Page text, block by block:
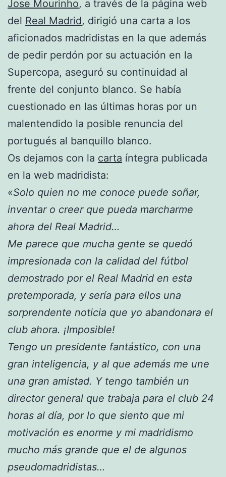
Jose Mourinho, a través de la página web
del Real Madrid, dirigió una carta a los
aficionados madridistas en la que además
de pedir perdón por su actuación en la
Supercopa, aseguró su continuidad al
frente del conjunto blanco. Se había
cuestionado en las últimas horas por un
malentendido la posible renuncia del
portugués al banquillo blanco.
Os dejamos con la carta íntegra publicada
en la web madridista:
«Solo quien no me conoce puede soñar,
inventar o creer que pueda marcharme
ahora del Real Madrid…
Me parece que mucha gente se quedó
impresionada con la calidad del fútbol
demostrado por el Real Madrid en esta
pretemporada, y sería para ellos una
sorprendente noticia que yo abandonara el
club ahora. ¡Imposible!
Tengo un presidente fantástico, con una
gran inteligencia, y al que además me une
una gran amistad. Y tengo también un
director general que trabaja para el club 24
horas al día, por lo que siento que mi
motivación es enorme y mi madridismo
mucho más grande que el de algunos
pseudomadridistas…